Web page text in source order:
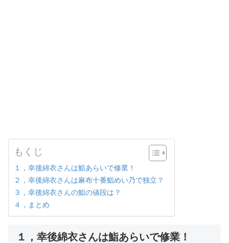
もくじ
１，幸後綿衣さんは鮨あらいで修業！
２，幸後綿衣さんは麻布十番鮨めい乃で独立？
３，幸後綿衣さんの鮨の値段は？
４，まとめ
１，幸後綿衣さんは鮨あらいで修業！